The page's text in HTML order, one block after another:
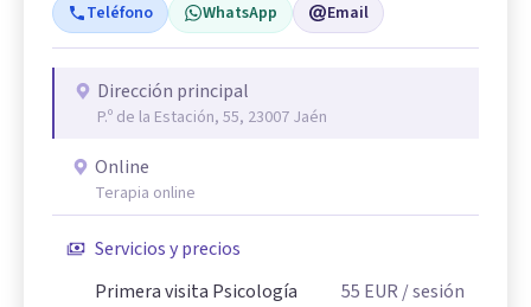
Teléfono WhatsApp Email
Dirección principal
P.º de la Estación, 55, 23007 Jaén
Online
Terapia online
Servicios y precios
Primera visita Psicología
55 EUR / sesión